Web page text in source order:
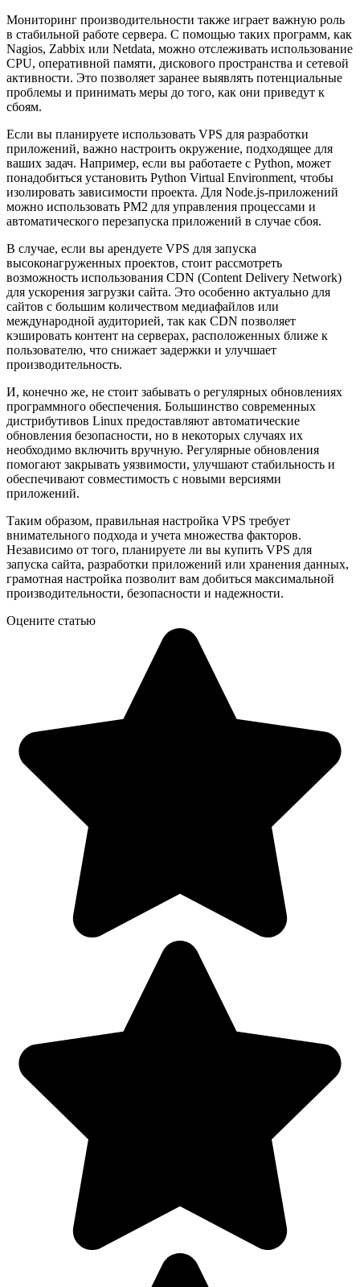
Мониторинг производительности также играет важную роль
в стабильной работе сервера. С помощью таких программ, как
Nagios, Zabbix или Netdata, можно отслеживать использование
CPU, оперативной памяти, дискового пространства и сетевой
активности. Это позволяет заранее выявлять потенциальные
проблемы и принимать меры до того, как они приведут к
сбоям.
Если вы планируете использовать VPS для разработки
приложений, важно настроить окружение, подходящее для
ваших задач. Например, если вы работаете с Python, может
понадобиться установить Python Virtual Environment, чтобы
изолировать зависимости проекта. Для Node.js-приложений
можно использовать PM2 для управления процессами и
автоматического перезапуска приложений в случае сбоя.
В случае, если вы арендуете VPS для запуска
высоконагруженных проектов, стоит рассмотреть
возможность использования CDN (Content Delivery Network)
для ускорения загрузки сайта. Это особенно актуально для
сайтов с большим количеством медиафайлов или
международной аудиторией, так как CDN позволяет
кэшировать контент на серверах, расположенных ближе к
пользователю, что снижает задержки и улучшает
производительность.
И, конечно же, не стоит забывать о регулярных обновлениях
программного обеспечения. Большинство современных
дистрибутивов Linux предоставляют автоматические
обновления безопасности, но в некоторых случаях их
необходимо включить вручную. Регулярные обновления
помогают закрывать уязвимости, улучшают стабильность и
обеспечивают совместимость с новыми версиями
приложений.
Таким образом, правильная настройка VPS требует
внимательного подхода и учета множества факторов.
Независимо от того, планируете ли вы купить VPS для
запуска сайта, разработки приложений или хранения данных,
грамотная настройка позволит вам добиться максимальной
производительности, безопасности и надежности.
Оцените статью